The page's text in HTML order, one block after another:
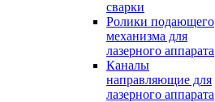
сварки
Ролики подающего
механизма для
лазерного аппарата
Каналы
направляющие для
лазерного аппарата